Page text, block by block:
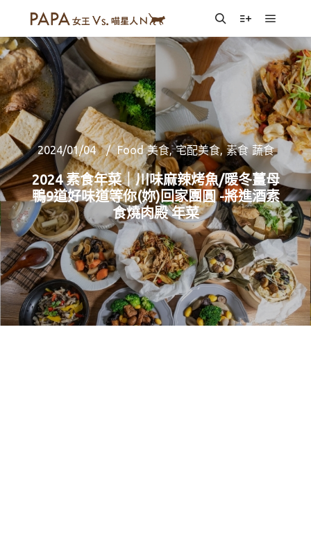
SearchMore info
Main
2024/01/04 Food 美食,宅配美食,素食 蔬食
2024 素食年菜｜川味麻辣烤魚/暖冬薑母
鴨9道好味道等你(妳)回家團圓 -將進酒素
食燒肉殿 年菜